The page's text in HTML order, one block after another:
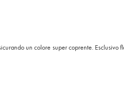
un colore super coprente.